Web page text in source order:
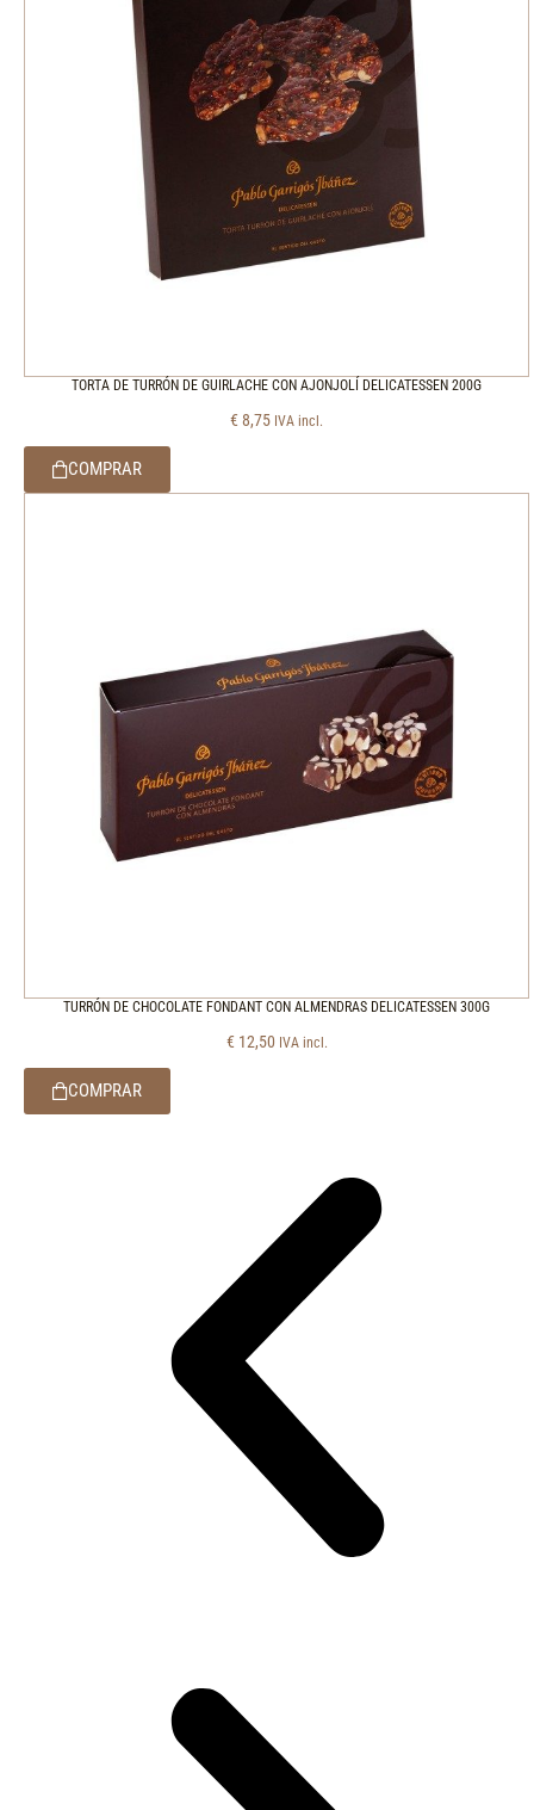
TORTA DE TURRÓN DE GUIRLACHE CON AJONJOLÍ DELICATESSEN 200G
€ 8,75 IVA incl.
COMPRAR
TURRÓN DE CHOCOLATE FONDANT CON ALMENDRAS DELICATESSEN 300G
€ 12,50 IVA incl.
COMPRAR